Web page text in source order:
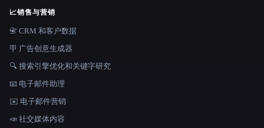
📈销售与营销
📇 CRM 和客户数据
🪧 广告创意生成器
🔍 搜索引擎优化和关键字研究
📧 电子邮件助理
✉️ 电子邮件营销
📣 社交媒体内容